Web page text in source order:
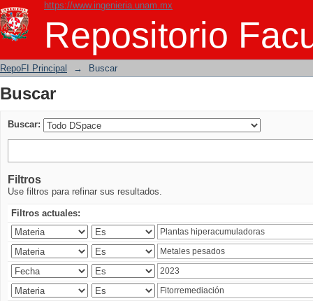
https://www.ingenieria.unam.mx
Repositorio
Buscar
RepoFI Principal → Buscar
Buscar
Buscar:
Filtros
Use filtros para refinar sus resultados.
Filtros actuales: